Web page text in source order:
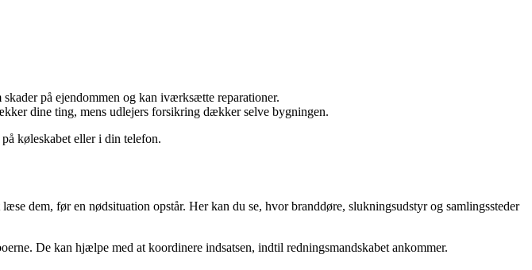
på ejendommen og kan iværksætte reparationer.
dine ting, mens udlejers forsikring dækker selve bygningen.
køleskabet eller i din telefon.
dem, før en nødsituation opstår. Her kan du se, hvor branddøre, slukningsudstyr og samlingssteder
De kan hjælpe med at koordinere indsatsen, indtil redningsmandskabet ankommer.